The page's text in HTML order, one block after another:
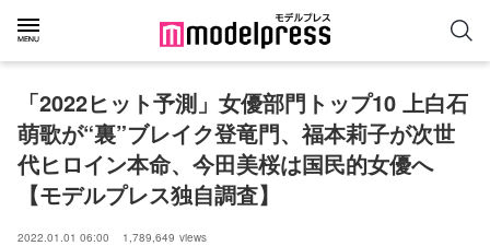
「2022ヒット予測」女優部門トップ10 上白石
萌歌が“裏”ブレイク登竜門、福本莉子が次世
代ヒロイン本命、今田美桜は国民的女優へ
【モデルプレス独自調査】
2022.01.01 06:00 1,789,649 views